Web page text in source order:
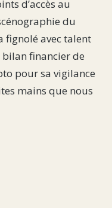
d’accès au
du
fignolé avec talent
financier de
pour sa vigilance
mains que nous